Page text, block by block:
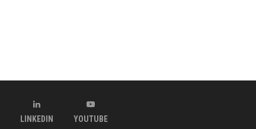
LINKEDIN YOUTUBE